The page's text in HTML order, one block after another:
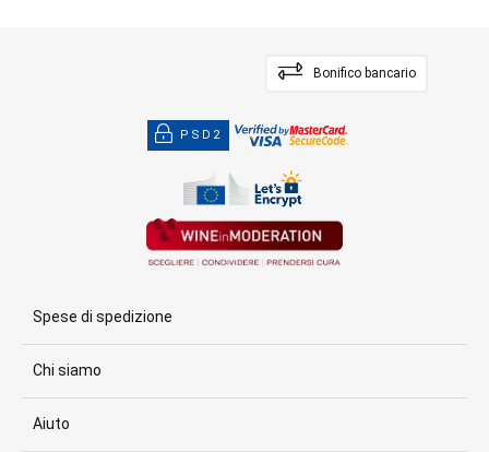
Bonifico bancario
PSD2
Spese di spedizione
Chi siamo
Aiuto